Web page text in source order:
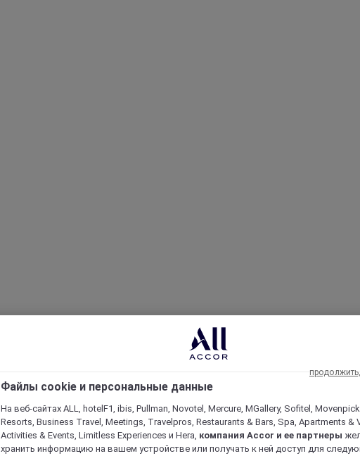
Файлы cookie и персональные данные
На веб-сайтах ALL, hotelF1, ibis, Pullman, Novotel, Mercure, MGallery, Sofitel,
Resorts, Business Travel, Meetings, Travelpros, Restaurants & Bars, Spa, Apartments &
Activities & Events, Limitless Experiences и Hera, компания Accor и ее партнеры
хранить информацию на вашем устройстве или получать к ней доступ для